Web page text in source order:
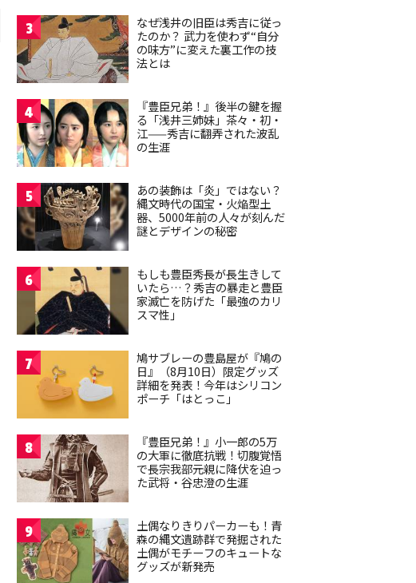
3
なぜ浅井の旧臣は秀吉に従っ
たのか？ 武力を使わず“自分
の味方”に変えた裏工作の技
法とは
4
『豊臣兄弟！』後半の鍵を握
る「浅井三姉妹」茶々・初・
江——秀吉に翻弄された波乱
の生涯
5
あの装飾は「炎」ではない？
縄文時代の国宝・火焔型土
器、5000年前の人々が刻んだ
謎とデザインの秘密
6
もしも豊臣秀長が長生きして
いたら…？秀吉の暴走と豊臣
家滅亡を防げた「最強のカリ
スマ性」
7
鳩サブレーの豊島屋が『鳩の
日』（8月10日）限定グッズ
詳細を発表！今年はシリコン
ポーチ「はとっこ」
8
『豊臣兄弟！』小一郎の5万
の大軍に徹底抗戦！切腹覚悟
で長宗我部元親に降伏を迫っ
た武将・谷忠澄の生涯
9
土偶なりきりパーカーも！青
森の縄文遺跡群で発掘された
土偶がモチーフのキュートな
グッズが新発売